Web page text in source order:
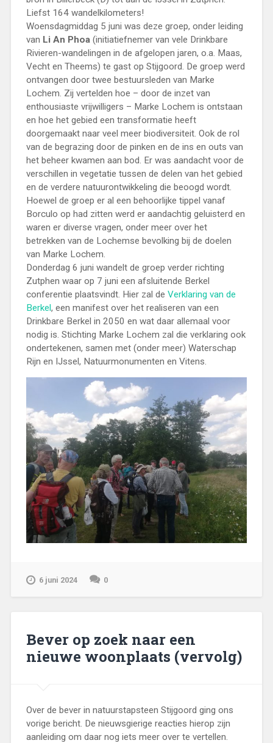
Liefst 164 wandelkilometers!
Woensdagmiddag 5 juni was deze groep, onder leiding
van Li An Phoa(initiatiefnemer van vele Drinkbare
Rivieren-wandelingen in de afgelopen jaren, o.a. Maas,
Vecht en Theems) te gast op Stijgoord. De groep werd
ontvangen door twee bestuursleden van Marke
Lochem. Zij vertelden hoe – door de inzet van
enthousiaste vrijwilligers – Marke Lochem is ontstaan
en hoe het gebied een transformatie heeft
doorgemaakt naar veel meer biodiversiteit. Ook de rol
van de begrazing door de pinken en de ins en outs van
het beheer kwamen aan bod. Er was aandacht voor de
verschillen in vegetatie tussen de delen van het gebied
en de verdere natuurontwikkeling die beoogd wordt.
Hoewel de groep er al een behoorlijke tippel vanaf
Borculo op had zitten werd er aandachtig geluisterd en
waren er diverse vragen, onder meer over het
betrekken van de Lochemse bevolking bij de doelen
van Marke Lochem.
Donderdag 6 juni wandelt de groep verder richting
Zutphen waar op 7 juni een afsluitende Berkel
conferentie plaatsvindt. Hier zal de Verklaring van de
Berkel, een manifest over het realiseren van een
Drinkbare Berkel in 2050 en wat daar allemaal voor
nodig is. Stichting Marke Lochem zal die verklaring ook
ondertekenen, samen met (onder meer) Waterschap
Rijn en IJssel, Natuurmonumenten en Vitens.
6 juni 2024 0
Bever op zoek naar een
nieuwe woonplaats (vervolg)
Over de bever in natuurstapsteen Stijgoord ging ons
vorige bericht. De nieuwsgierige reacties hierop zijn
aanleiding om daar nog iets meer over te vertellen.